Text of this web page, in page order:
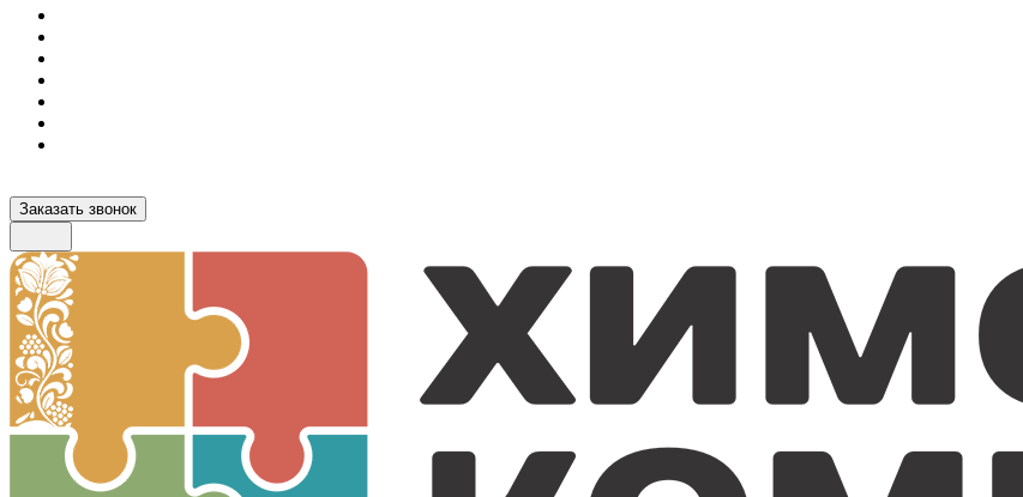
Заказать звонок